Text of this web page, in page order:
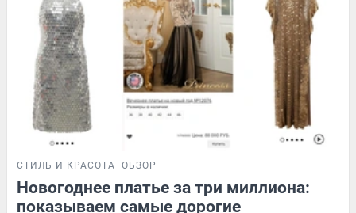
СТИЛЬ И КРАСОТА ОБЗОР
Новогоднее платье за три миллиона:
показываем самые дорогие